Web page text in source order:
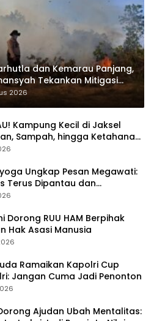
dan Kemarau Panjang,
Tekankan Mitigasi
2026
Kampung Kecil di Jaksel
Sampah, hingga Ketahanan
Sistem
Ungkap Pesan Megawati:
Terus Dipantau dan
Dorong RUU HAM Berpihak
Hak Asasi Manusia
Ramaikan Kapolri Cup
Jangan Cuma Jadi Penonton
Ajudan Ubah Mentalitas: